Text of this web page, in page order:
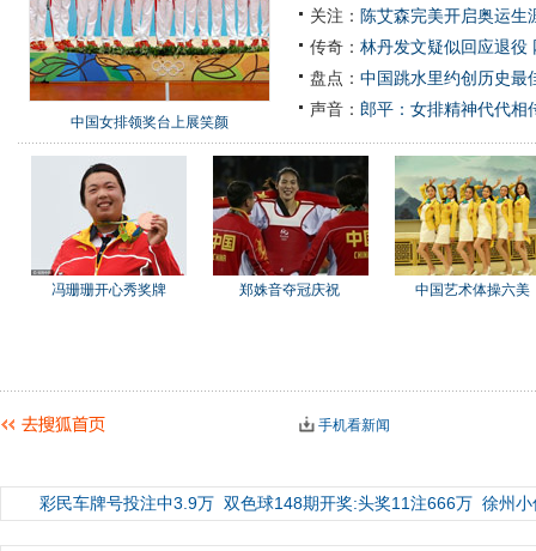
中国女排领奖台上展笑颜
关注： 陈艾森完美开启奥运
传奇： 林丹发文疑似回应退役
盘点： 中国跳水里约创历史最
声音： 郎平：女排精神代代相
冯珊珊开心秀奖牌 郑姝音夺冠庆祝 中国艺术体操六美
手机看新闻
彩民车牌号投注中3.9万 双色球148期开奖:头奖11注666万 徐州